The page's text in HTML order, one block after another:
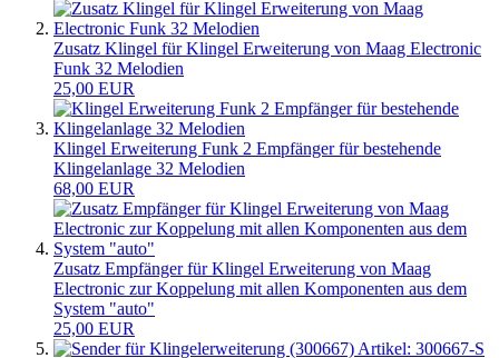
Zusatz Klingel für Klingel Erweiterung von Maag Electronic
Funk 32 Melodien
25,00 EUR
Klingel Erweiterung Funk 2 Empfänger für bestehende
Klingelanlage 32 Melodien
68,00 EUR
Zusatz Empfänger für Klingel Erweiterung von Maag
Electronic zur Koppelung mit allen Komponenten aus dem
System "auto"
25,00 EUR